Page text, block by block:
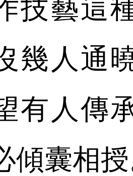
技藝這
幾人通
有人傳
傾囊相